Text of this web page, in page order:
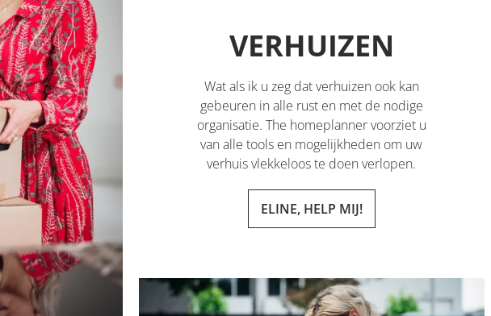
VERHUIZEN
Wat als ik u zeg dat verhuizen ook kan
gebeuren in alle rust en met de nodige
organisatie. The homeplanner voorziet u
van alle tools en mogelijkheden om uw
verhuis vlekkeloos te doen verlopen.
ELINE, HELP MIJ!